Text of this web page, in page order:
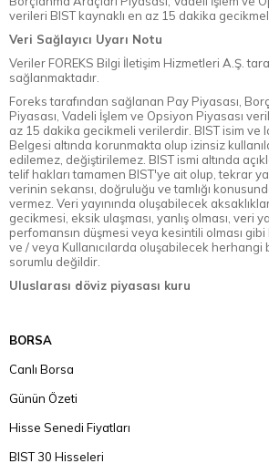
verileri BIST kaynaklı en az 15 dakika
Veri Sağlayıcı Uyarı Notu
Veriler FOREKS Bilgi İletişim Hizmetleri A.Ş.
sağlanmaktadır.
Foreks tarafından sağlanan Pay Piyasası,
Piyasası, Vadeli İşlem ve Opsiyon Piyasası
az 15 dakika gecikmeli verilerdir. BIST isim ve
Belgesi altında korunmakta olup izinsiz
edilemez, değiştirilemez. BIST ismi altında
telif hakları tamamen BIST'ye ait olup, tekrar
verinin sekansı, doğruluğu ve tamlığı
vermez. Veri yayınında oluşabilecek
gecikmesi, eksik ulaşması, yanlış olması, veri
perfomansın düşmesi veya kesintili olması gibi
ve / veya Kullanıcılarda oluşabilecek herhangi
sorumlu değildir.
Uluslarası döviz piyasası kuru
BORSA
Canlı Borsa
Günün Özeti
Hisse Senedi Fiyatları
BIST 30 Hisseleri